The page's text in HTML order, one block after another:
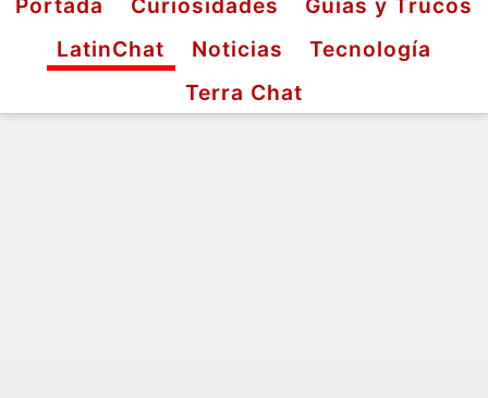
Portada Curiosidades
Guías y Trucos
LatinChat
Noticias
Tecnología
Terra Chat